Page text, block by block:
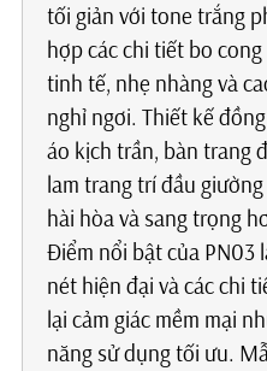
tối giản với tone trắng
hợp các chi tiết bo
tinh tế, nhẹ nhàng và
nghỉ ngơi. Thiết kế
áo kịch trần, bàn trang
lam trang trí đầu
hài hòa và sang trọng
Điểm nổi bật của PN03
nét hiện đại và các chi
lại cảm giác mềm mại
năng sử dụng tối ưu.